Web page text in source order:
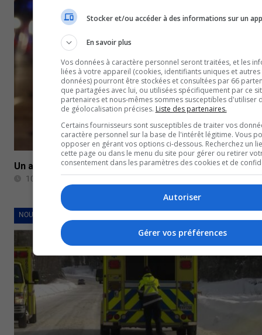
Un accident fait un mort et deux blessés sur la route
10 janvier 2023
NOUVELLES
Stocker et/ou accéder à des informations sur un
En savoir plus
Vos données à caractère personnel seront traitées, et les
liées à votre appareil (cookies, identifiants uniques et
données) pourront être stockées et consultées par 66
que partagées avec lui, ou utilisées spécifiquement par ce
partenaires et nous-mêmes sommes susceptibles d'utiliser
de géolocalisation précises. Liste des partenaires.
Certains fournisseurs sont susceptibles de traiter vos
caractère personnel sur la base de l'intérêt légitime. Vous
opposer en gérant vos options ci-dessous. Recherchez un
cette page ou dans le menu du site pour gérer ou retirer
consentement dans les paramètres des cookies et de
Autoriser
Gérer vos préférences